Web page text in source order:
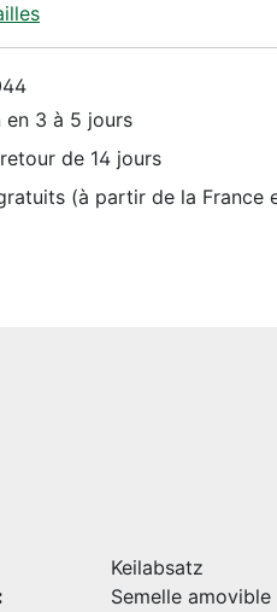
en 3 à 5 jours
de 14 jours
(à partir de la France
Keilabsatz
Semelle amovible